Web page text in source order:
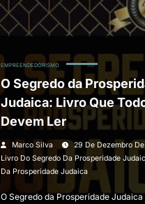
EMPREENDEDORISMO
O Segredo da
Judaica: Livro Que
Devem Ler
Marco Silva
29 De Dezembro
Livro Do Segredo Da Prosperidade
Da Prosperidade Judaica
O Segredo da Prosperidade